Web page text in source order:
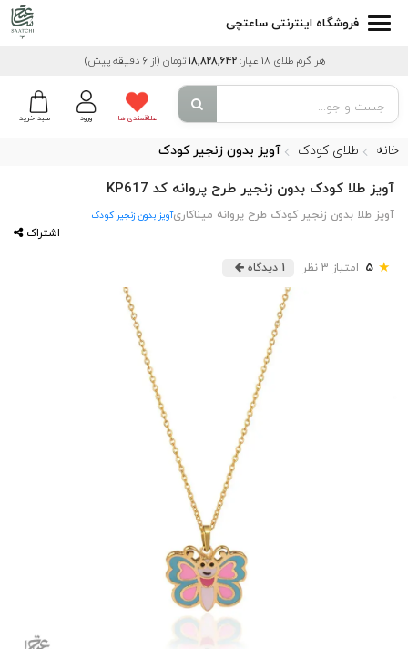
فروشگاه اینترنتی ساعتچی
هر گرم طلای 18 عیار: 18,828,642 تومان (از 6 دقیقه پیش)
سبد خرید ورود علاقمندی ها
خانه طلای کودک آویز بدون زنجیر کودک
آویز طلا کودک بدون زنجیر طرح پروانه کد KP617
آویز طلا بدون زنجیر کودک طرح پروانه میناکاریآویز بدون زنجیر کودک
اشتراک
★
5 امتیاز 3 نظر 1 دیدگاه